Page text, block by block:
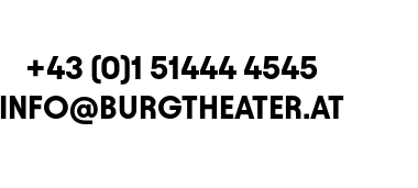
TELEFON
+43 (0)1 51444 4545
E-MAIL
INFO@BURGTHEATER.AT